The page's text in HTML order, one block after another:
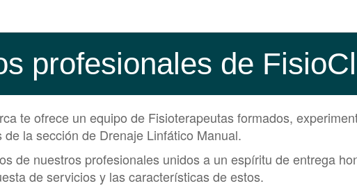
profesionales de
te ofrece un equipo de Fisioterapeutas formados,
la sección de Drenaje Linfático Manual.
de nuestros profesionales unidos a un espíritu de entrega
de servicios y las características de estos.